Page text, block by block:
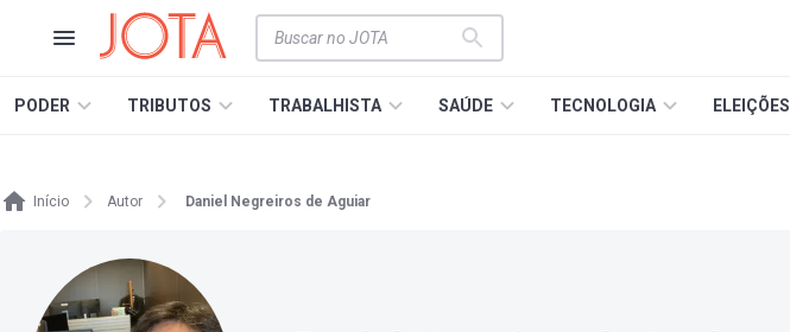
PODER TRIBUTOS TRABALHISTA SAÚDE TECNOLOGIA ELEIÇÕES
Início Autor Daniel Negreiros de Aguiar